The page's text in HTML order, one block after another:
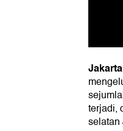
Jakarta
terjadi,
selatan